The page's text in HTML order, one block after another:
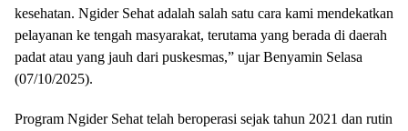
kesehatan. Ngider Sehat adalah salah satu cara kami mendekatkan
pelayanan ke tengah masyarakat, terutama yang berada di daerah
padat atau yang jauh dari puskesmas,” ujar Benyamin Selasa
(07/10/2025).
Program Ngider Sehat telah beroperasi sejak tahun 2021 dan rutin